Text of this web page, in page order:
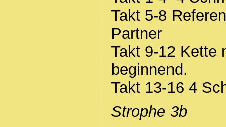
Takt 5-8
Partner
Takt 9-12 Kette
beginnend.
Takt 13-16 4
Strophe 3b